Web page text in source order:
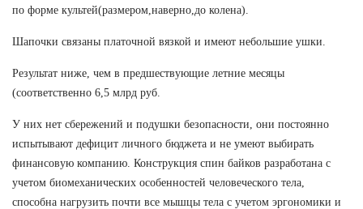
по форме культей(размером,наверно,до колена).
Шапочки связаны платочной вязкой и имеют небольшие ушки.
Результат ниже, чем в предшествующие летние месяцы
(соответственно 6,5 млрд руб.
У них нет сбережений и подушки безопасности, они постоянно
испытывают дефицит личного бюджета и не умеют выбирать
финансовую компанию. Конструкция спин байков разработана с
учетом биомеханических особенностей человеческого тела,
способна нагрузить почти все мышцы тела с учетом эргономики и